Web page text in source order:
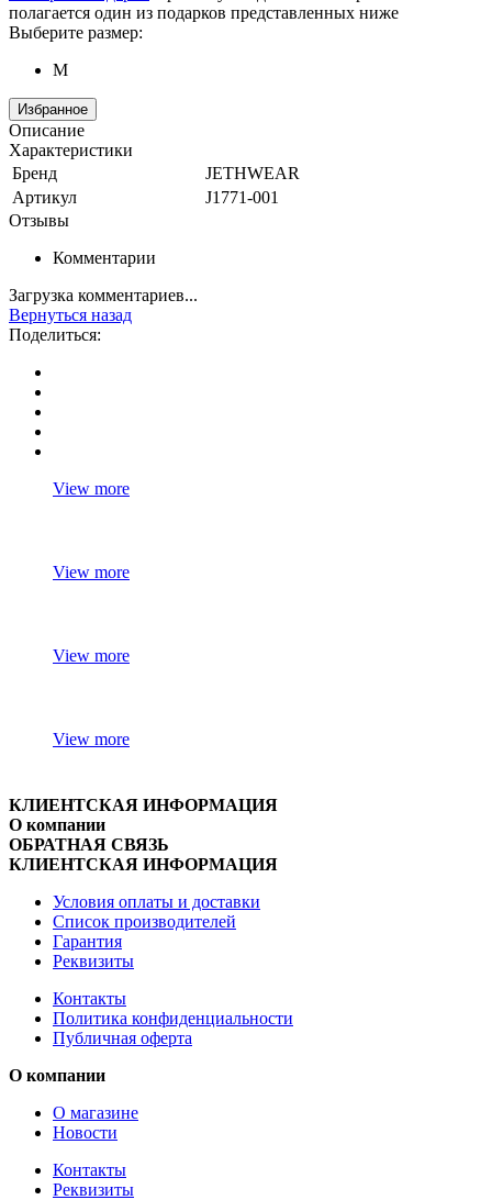
полагается один из подарков представленных ниже
Выберите размер:
M
Избранное
Описание
Характеристики
Бренд
JETHWEAR
Артикул
J1771-001
Отзывы
Комментарии
Загрузка комментариев...
Вернуться назад
Поделиться:
View more
View more
View more
View more
КЛИЕНТСКАЯ ИНФОРМАЦИЯ
О компании
ОБРАТНАЯ СВЯЗЬ
КЛИЕНТСКАЯ ИНФОРМАЦИЯ
Условия оплаты и доставки
Список производителей
Гарантия
Реквизиты
Контакты
Политика конфиденциальности
Публичная оферта
О компании
О магазине
Новости
Контакты
Реквизиты